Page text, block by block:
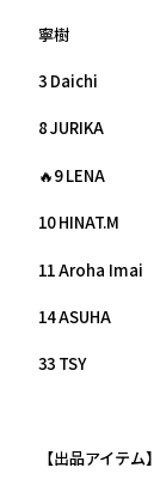
寧樹
3 Daichi
8 JURIKA
🔥9 LENA
10 HINAT.M
11 Aroha Imai
14 ASUHA
33 TSY
【出品アイテム】